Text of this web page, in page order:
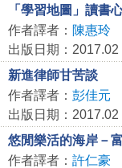
「學習地圖」讀書
作者譯者： 陳惠玲
出版日期：2017.02
新進律師甘苦談
作者譯者： 彭佳元
出版日期：2017.02
悠閒樂活的海岸－
作者譯者： 許仁豪